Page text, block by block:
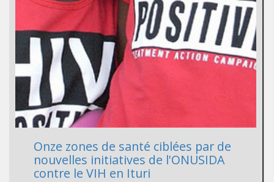
Onze zones de santé ciblées par de
nouvelles initiatives de l'ONUSIDA
contre le VIH en Ituri